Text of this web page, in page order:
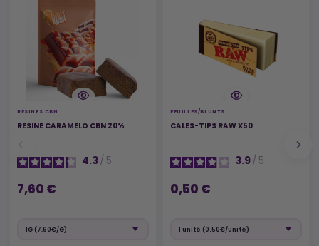
RÉSINES CBN
RESINE CARAMELO CBN 20%
4.3/ 5
7,60 €
FEUILLES/BLUNTS
CALES-TIPS RAW X50
3.9/ 5
0,50 €